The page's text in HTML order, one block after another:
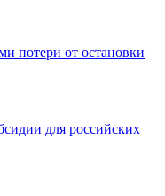
потери от остановки
для российских